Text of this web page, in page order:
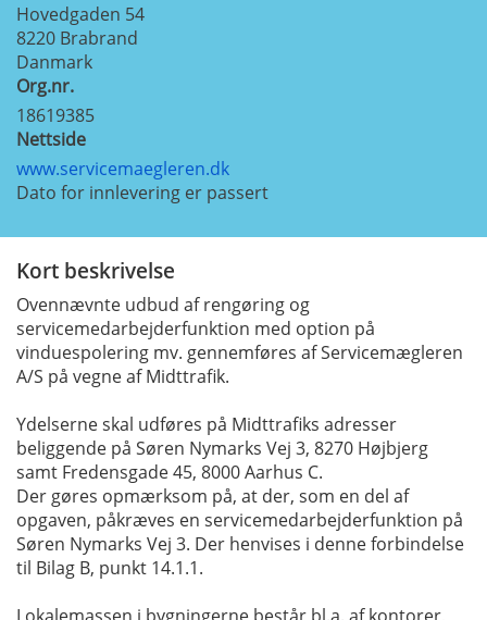
Hovedgaden 54
8220 Brabrand
Danmark
Org.nr.
18619385
Nettside
www.servicemaegleren.dk
Dato for innlevering er passert
Kort beskrivelse
Ovennævnte udbud af rengøring og
servicemedarbejderfunktion med option på
vinduespolering mv. gennemføres af Servicemægleren
A/S på vegne af Midttrafik.
Ydelserne skal udføres på Midttrafiks adresser
beliggende på Søren Nymarks Vej 3, 8270 Højbjerg
samt Fredensgade 45, 8000 Aarhus C.
Der gøres opmærksom på, at der, som en del af
opgaven, påkræves en servicemedarbejderfunktion på
Søren Nymarks Vej 3. Der henvises i denne forbindelse
til Bilag B, punkt 14.1.1.
Lokalemassen i bygningerne består bl.a. af kontorer,